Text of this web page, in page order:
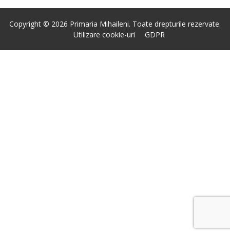
Copyright © 2026 Primaria Mihaileni. Toate drepturile rezervate.
Utilizare cookie-uri
GDPR